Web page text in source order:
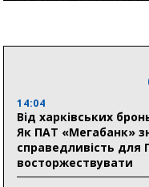
Романько розширює
прифронтової
в Австрії
18:30
Ніколаєнко: у Сумах
14:04
Від харківських
Як ПАТ «Мегабанк»
справедливість
восторжествувати